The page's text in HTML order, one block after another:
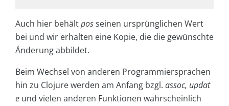
Auch hier behältposseinen ursprünglichen Wert
bei und wir erhalten eine Kopie, die die gewünschte
Änderung abbildet.
Beim Wechsel von anderen Programmiersprachen
hin zu Clojure werden am Anfang bzgl. assoc, updat
e und vielen anderen Funktionen wahrscheinlich